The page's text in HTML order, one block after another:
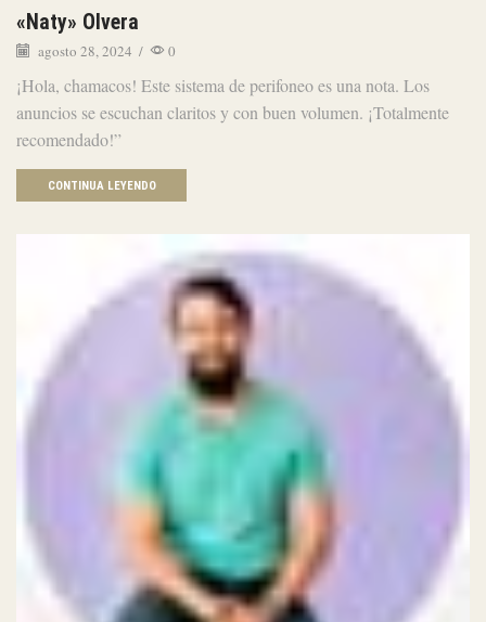
«Naty» Olvera
agosto 28, 2024 / 0
¡Hola, chamacos! Este sistema de perifoneo es una nota. Los
anuncios se escuchan claritos y con buen volumen. ¡Totalmente
recomendado!”
CONTINUA LEYENDO